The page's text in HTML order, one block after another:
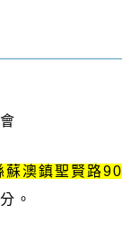
蘇澳鎮聖賢路
。